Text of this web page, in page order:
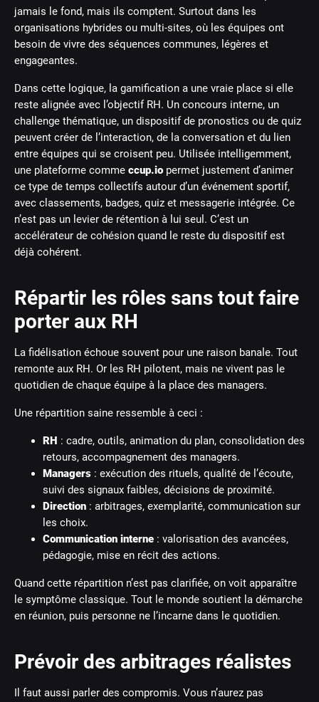
jamais le fond, mais ils comptent. Surtout dans les
organisations hybrides ou multi-sites, où les équipes ont
besoin de vivre des séquences communes, légères et
engageantes.
Dans cette logique, la gamification a une vraie place si elle
reste alignée avec l’objectif RH. Un concours interne, un
challenge thématique, un dispositif de pronostics ou de quiz
peuvent créer de l’interaction, de la conversation et du lien
entre équipes qui se croisent peu. Utilisée intelligemment,
une plateforme comme ccup.io permet justement d’animer
ce type de temps collectifs autour d’un événement sportif,
avec classements, badges, quiz et messagerie intégrée. Ce
n’est pas un levier de rétention à lui seul. C’est un
accélérateur de cohésion quand le reste du dispositif est
déjà cohérent.
Répartir les rôles sans tout faire
porter aux RH
La fidélisation échoue souvent pour une raison banale. Tout
remonte aux RH. Or les RH pilotent, mais ne vivent pas le
quotidien de chaque équipe à la place des managers.
Une répartition saine ressemble à ceci :
RH : cadre, outils, animation du plan, consolidation des
retours, accompagnement des managers.
Managers : exécution des rituels, qualité de l’écoute,
suivi des signaux faibles, décisions de proximité.
Direction : arbitrages, exemplarité, communication sur
les choix.
Communication interne : valorisation des avancées,
pédagogie, mise en récit des actions.
Quand cette répartition n’est pas clarifiée, on voit apparaître
le symptôme classique. Tout le monde soutient la démarche
en réunion, puis personne ne l’incarne dans le quotidien.
Prévoir des arbitrages réalistes
Il faut aussi parler des compromis. Vous n’aurez pas